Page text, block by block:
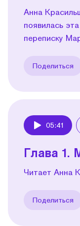
Анна
появилась
переписку
Поделиться
05:41
Глава 1.
Читает Анна
Поделиться